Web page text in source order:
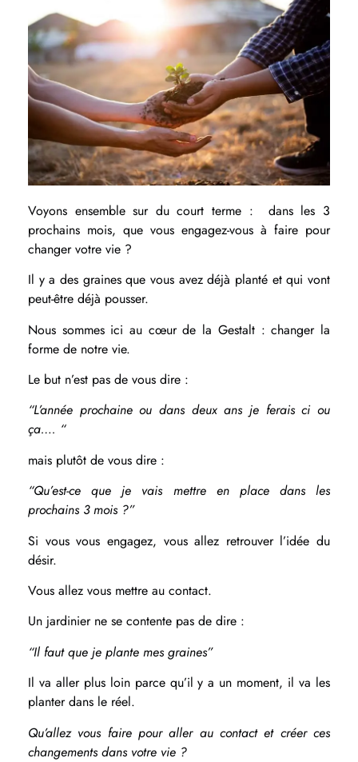
Voyons ensemble sur du court terme : dans les 3
prochains mois, que vous engagez-vous à faire pour
changer votre vie ?
Il y a des graines que vous avez déjà planté et qui vont
peut-être déjà pousser.
Nous sommes ici au cœur de la Gestalt : changer la
forme de notre vie.
Le but n’est pas de vous dire :
“L’année prochaine ou dans deux ans je ferais ci ou
ça…. “
mais plutôt de vous dire :
“Qu’est-ce que je vais mettre en place dans les
prochains 3 mois ?”
Si vous vous engagez, vous allez retrouver l’idée du
désir.
Vous allez vous mettre au contact.
Un jardinier ne se contente pas de dire :
“Il faut que je plante mes graines”
Il va aller plus loin parce qu’il y a un moment, il va les
planter dans le réel.
Qu’allez vous faire pour aller au contact et créer ces
changements dans votre vie ?